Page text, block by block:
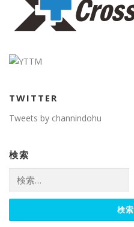
TWITTER
Tweets by channindohu
検索
索: